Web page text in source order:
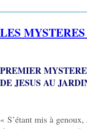
LES
PREMIER
DE JESUS AU
« S’étant mis à